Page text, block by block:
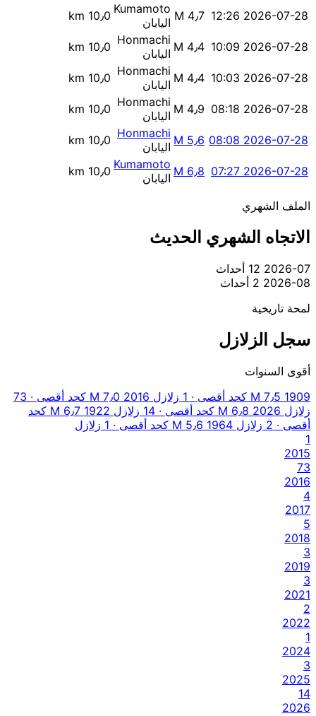
2026-07-28 12:26 M 4٫7 Kumamoto
اليابان
10٫0 km
2026-07-28 10:09 M 4٫4 Honmachi
اليابان
10٫0 km
2026-07-28 10:03 M 4٫4 Honmachi
اليابان
10٫0 km
2026-07-28 08:18 M 4٫9 Honmachi
اليابان
10٫0 km
2026-07-28 08:08 M 5٫6 Honmachi
اليابان
10٫0 km
2026-07-28 07:27 M 6٫8 Kumamoto
اليابان
10٫0 km
الملف الشهري
الاتجاه الشهري الحديث
2026-07 12 أحداث
2026-08 2 أحداث
لمحة تاريخية
سجل الزلازل
أقوى السنوات
1909 M 7٫5 كحد أقصى · 1 زلازل 2016
M 7٫0 كحد أقصى · 73
زلازل 2026 M 6٫8 كحد أقصى · 14 زلازل 1922
M 6٫7 كحد
أقصى · 2 زلازل
1964 M 5٫6 كحد أقصى · 1 زلازل
1
2015
73
2016
4
2017
5
2018
3
2019
3
2021
2
2022
1
2024
3
2025
14
2026